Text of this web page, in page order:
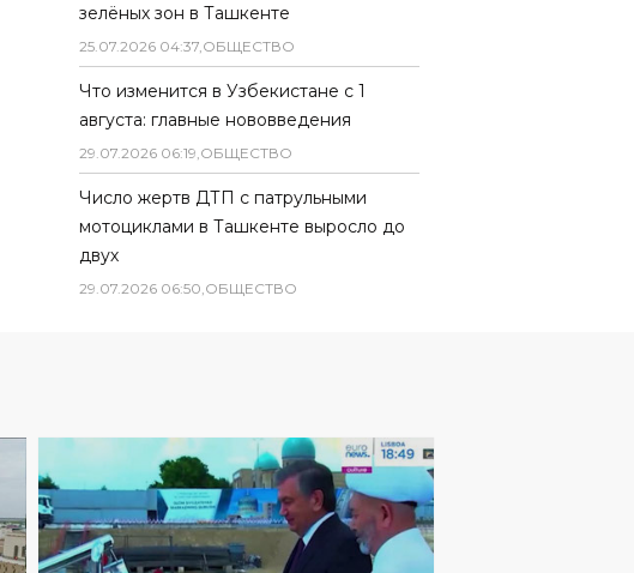
зелёных зон в Ташкенте
25.07.2026 04:37,ОБЩЕСТВО
Что изменится в Узбекистане с 1
августа: главные нововведения
29.07.2026 06:19,ОБЩЕСТВО
Число жертв ДТП с патрульными
мотоциклами в Ташкенте выросло до
двух
29.07.2026 06:50,ОБЩЕСТВО